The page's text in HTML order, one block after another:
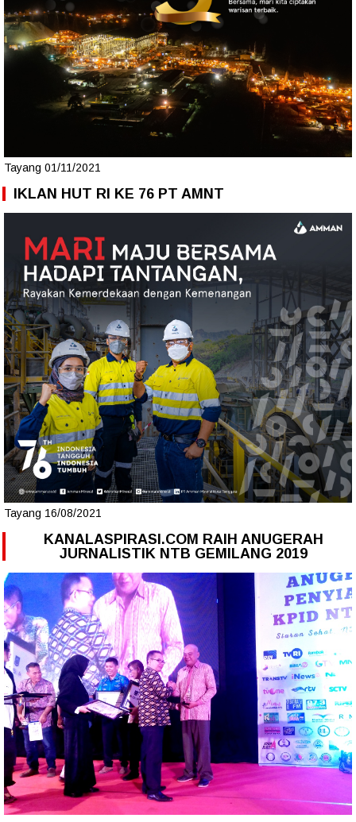
Tayang 01/11/2021
IKLAN HUT RI KE 76 PT AMNT
Tayang 16/08/2021
KANALASPIRASI.COM RAIH ANUGERAH
JURNALISTIK NTB GEMILANG 2019